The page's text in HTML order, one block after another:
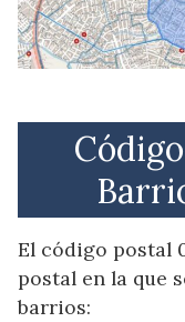
El código postal
postal en la que
barrios: